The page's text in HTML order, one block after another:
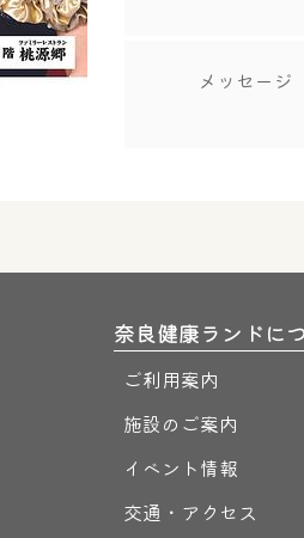
メッセージ
奈良健康ランドに
ご利用案内
施設のご案内
イベント情報
交通・アクセス